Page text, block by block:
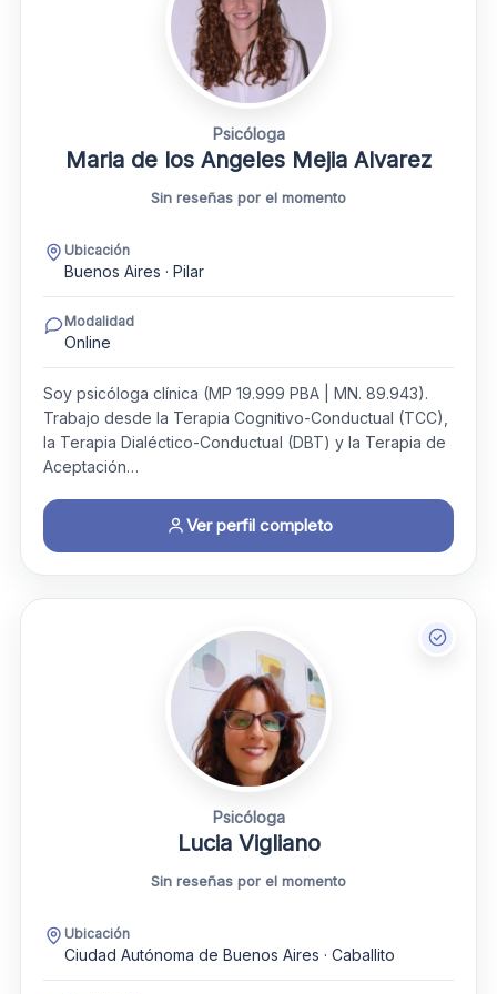
Psicóloga
Maria de los Angeles Mejia Alvarez
Sin reseñas por el momento
Ubicación
Buenos Aires · Pilar
Modalidad
Online
Soy psicóloga clínica (MP 19.999 PBA | MN. 89.943).
Trabajo desde la Terapia Cognitivo-Conductual (TCC),
la Terapia Dialéctico-Conductual (DBT) y la Terapia de
Aceptación…
Ver perfil completo
Psicóloga
Lucia Vigliano
Sin reseñas por el momento
Ubicación
Ciudad Autónoma de Buenos Aires · Caballito